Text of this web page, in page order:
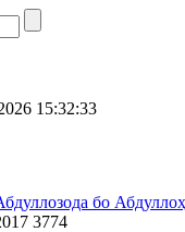
15:32:33
бо
3774